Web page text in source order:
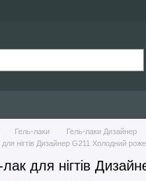
Гель-лаки Гель-лаки Дизайнер
для нігтів Дизайнер G211 Холодний
лак для нігтів